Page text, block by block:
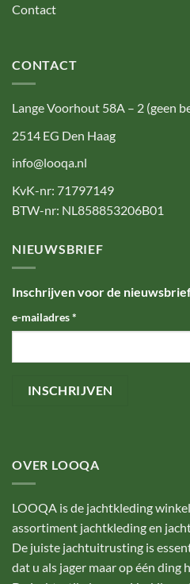
Contact
CONTACT
Lange Voorhout 58A – 2 (geen
2514 EG Den Haag
info@looqa.nl
KvK-nr: 71797149
BTW-nr: NL858853206B01
NIEUWSBRIEF
Inschrijven voor de
e-mailadres*
OVER LOOQA
LOOQA is de jachtkleding
assortiment jachtkleding en
De juiste jachtuitrusting is
dat u als jager maar op één ding